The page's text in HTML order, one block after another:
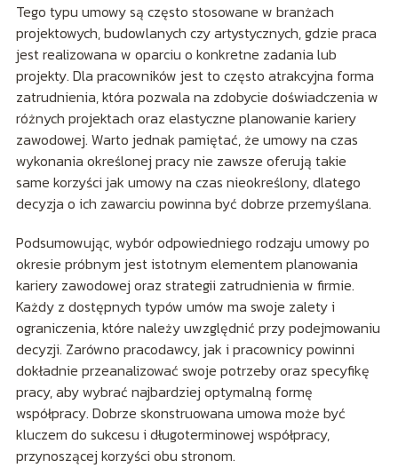
Tego typu umowy są często stosowane w branżach
projektowych, budowlanych czy artystycznych, gdzie praca
jest realizowana w oparciu o konkretne zadania lub
projekty. Dla pracowników jest to często atrakcyjna forma
zatrudnienia, która pozwala na zdobycie doświadczenia w
różnych projektach oraz elastyczne planowanie kariery
zawodowej. Warto jednak pamiętać, że umowy na czas
wykonania określonej pracy nie zawsze oferują takie
same korzyści jak umowy na czas nieokreślony, dlatego
decyzja o ich zawarciu powinna być dobrze przemyślana.
Podsumowując, wybór odpowiedniego rodzaju umowy po
okresie próbnym jest istotnym elementem planowania
kariery zawodowej oraz strategii zatrudnienia w firmie.
Każdy z dostępnych typów umów ma swoje zalety i
ograniczenia, które należy uwzględnić przy podejmowaniu
decyzji. Zarówno pracodawcy, jak i pracownicy powinni
dokładnie przeanalizować swoje potrzeby oraz specyfikę
pracy, aby wybrać najbardziej optymalną formę
współpracy. Dobrze skonstruowana umowa może być
kluczem do sukcesu i długoterminowej współpracy,
przynoszącej korzyści obu stronom.